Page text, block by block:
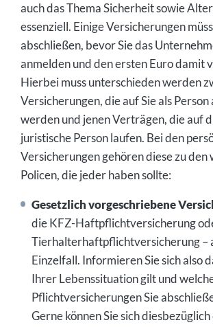
auch das Thema Sicherheit sowie
essenziell. Einige Versicherungen
abschließen, bevor Sie das
anmelden und den ersten Euro damit
Hierbei muss unterschieden werden
Versicherungen, die auf Sie als Person
werden und jenen Verträgen, die auf
juristische Person laufen. Bei den
Versicherungen gehören diese zu den
Policen, die jeder haben sollte:
Gesetzlich vorgeschriebene
die KFZ-Haftpflichtversicherung
Tierhalterhaftpflichtversicherung –
Einzelfall. Informieren Sie sich also
Ihrer Lebenssituation gilt und
Pflichtversicherungen Sie
Gerne können Sie sich